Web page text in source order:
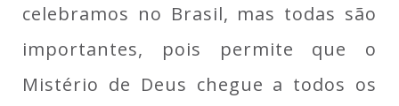
celebramos no Brasil, mas todas são
importantes, pois permite que o
Mistério de Deus chegue a todos os